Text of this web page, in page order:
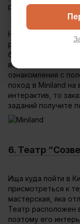
разгружаются на
Над разработкой,
работает более 40
большой макет
взрослым.
ознакомления с
поход в Miniland
интерактив, то
заданий получите
6. Театр
Ища куда пойти в
присмотреться к
мастерская, яка
Театр расположен
поэтому его